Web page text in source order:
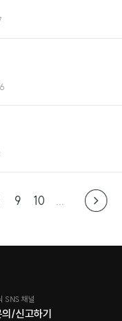
9 10
의/신고하기
SNS 채널